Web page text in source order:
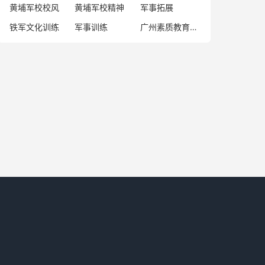
黄埔军校校风
黄埔军校精神
军事拓展
铁军文化训练
军事训练 广州素质教育基地